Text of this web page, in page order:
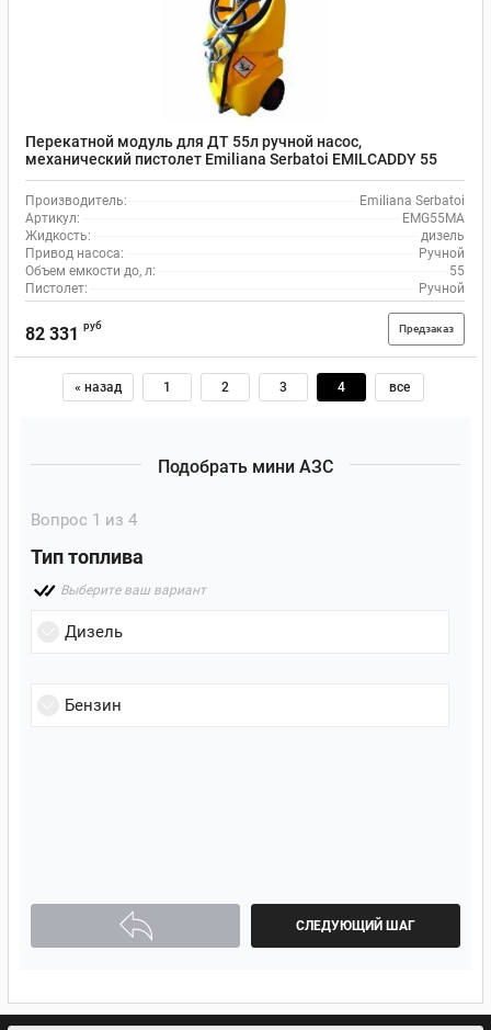
Перекатной модуль для ДТ 55л ручной насос,
механический пистолет Emiliana Serbatoi EMILCADDY 55
Производитель:
Emiliana Serbatoi
Артикул:
EMG55MA
Жидкость:
дизель
Привод насоса:
Ручной
Объем емкости до, л:
55
Пистолет:
Ручной
82 331 руб Предзаказ
« назад 1 2 3 4 все
Подобрать мини АЗС
Вопрос 1 из 4
Тип топлива
Выберите ваш вариант
Дизель
Бензин
СЛЕДУЮЩИЙ ШАГ